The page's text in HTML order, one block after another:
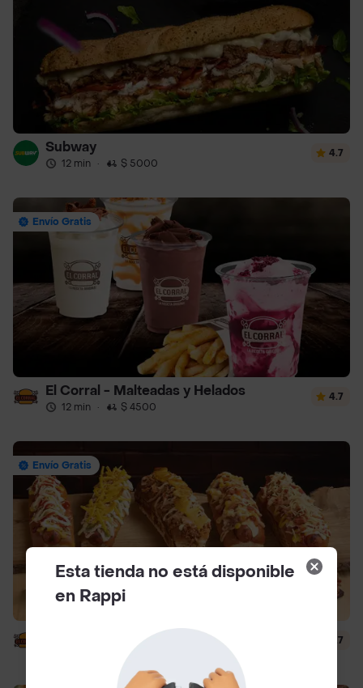
Subway
12 min · $ 5000
4.7
Envío Gratis
El Corral - Malteadas y Helados
12 min · $ 4500
4.7
Envío Gratis
El Corral - Vaqueros
$ 4500
4.7
Esta tienda no está disponible
en Rappi